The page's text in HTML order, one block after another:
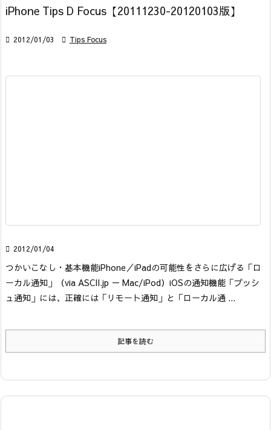
iPhone Tips D Focus【20111230-20120103版】
 2012/01/03  Tips Focus
 2012/01/04
つかいこなし・基本機能iPhone／iPadの可能性をさらに広げる「ロ
ーカル通知」
（via ASCII.jp － Mac/iPod） iOSの通知機能「プッシ
ュ通知」には、正確には「リモート通知」と「ローカル通 ...
記事を読む